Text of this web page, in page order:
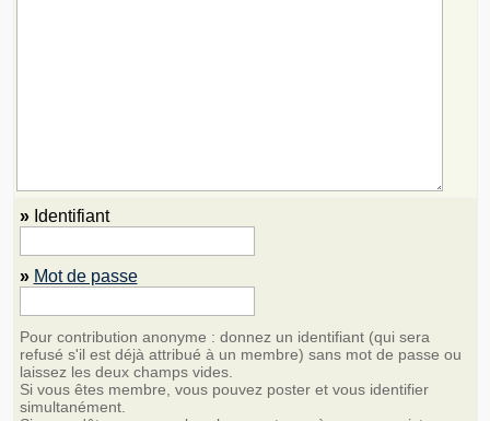
»Identifiant
» Mot de passe
Pour contribution anonyme : donnez un identifiant (qui sera
refusé s'il est déjà attribué à un membre) sans mot de passe ou
laissez les deux champs vides.
Si vous êtes membre, vous pouvez poster et vous identifier
simultanément.